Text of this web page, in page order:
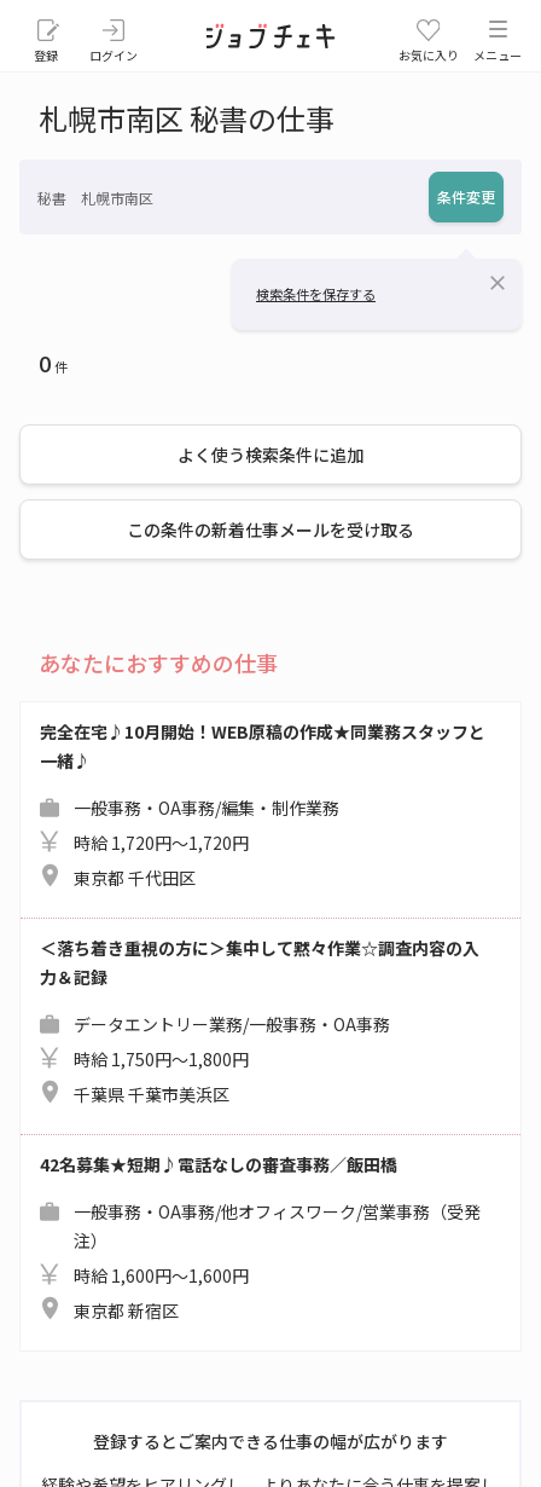
登録 ログイン お気に入り メニュー
札幌市南区 秘書の仕事
秘書 札幌市南区 条件変更
検索条件を保存する close
0件
よく使う検索条件に追加
この条件の新着仕事メールを受け取る
あなたにおすすめの仕事
完全在宅♪10月開始！WEB原稿の作成★同業務スタッフと
一緒♪
一般事務・OA事務/編集・制作業務
時給 1,720円～1,720円
東京都 千代田区
＜落ち着き重視の方に＞集中して黙々作業☆調査内容の入
力＆記録
データエントリー業務/一般事務・OA事務
時給 1,750円～1,800円
千葉県 千葉市美浜区
42名募集★短期♪電話なしの審査事務／飯田橋
一般事務・OA事務/他オフィスワーク/営業事務（受発
注）
時給 1,600円～1,600円
東京都 新宿区
登録するとご案内できる仕事の幅が広がります